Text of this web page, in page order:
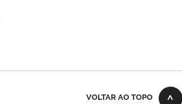
VOLTAR AO TOPO